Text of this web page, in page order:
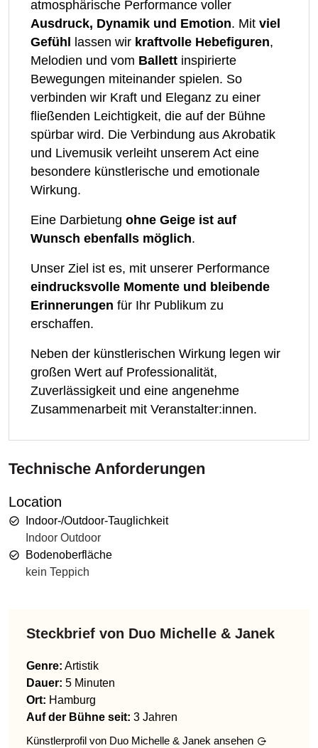
atmosphärische Performance voller
Ausdruck, Dynamik und Emotion. Mit viel
Gefühl lassen wir kraftvolle Hebefiguren,
Melodien und vom Ballett inspirierte
Bewegungen miteinander spielen. So
verbinden wir Kraft und Eleganz zu einer
fließenden Leichtigkeit, die auf der Bühne
spürbar wird. Die Verbindung aus Akrobatik
und Livemusik verleiht unserem Act eine
besondere künstlerische und emotionale
Wirkung.
Eine Darbietung ohne Geige ist auf
Wunsch ebenfalls möglich.
Unser Ziel ist es, mit unserer Performance
eindrucksvolle Momente und bleibende
Erinnerungen für Ihr Publikum zu
erschaffen.
Neben der künstlerischen Wirkung legen wir
großen Wert auf Professionalität,
Zuverlässigkeit und eine angenehme
Zusammenarbeit mit Veranstalter:innen.
Technische Anforderungen
Location
Indoor-/Outdoor-Tauglichkeit
Indoor Outdoor
Bodenoberfläche
kein Teppich
Steckbrief von Duo Michelle & Janek
Genre: Artistik
Dauer: 5 Minuten
Ort: Hamburg
Auf der Bühne seit: 3 Jahren
Künstlerprofil von Duo Michelle & Janek ansehen